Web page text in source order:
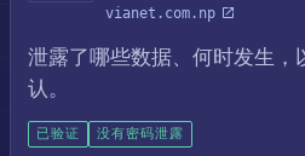
vianet.com.np
泄露了哪些数据、何时发生，
认。
已验证 没有密码泄露